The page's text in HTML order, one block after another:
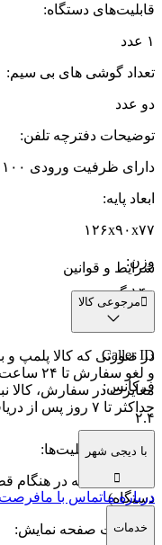
قابلیت‌های دستگاه:
۱ عدد
تعداد گوشی های بی سیم:
دو عدد
توضیحات دفترچه تلفن:
دارای ظرفیت ورودی ۱۰۰ مخاطب
ابعاد پایه:
۱۲۶x۹۰x۷۷
وزن:
۱۴۰ گرم
ویژگی‌ها
Caller ID
فرکانس:
۲.۴
امکانات و قابلیت‌ها:
قابلیت مکالمه در
دستگاه)
توضیحات صفحه نمایش:
شرایط و قوانین
مرجوعی کالا
در صورتی که کالا پلمپ و
و لغو
مغایرت در سفارش، کالا
حداکثر تا ۷ روز پس از دریافت، به پشتیبانی اطلاع داده شود.
با دیجی شهر
درباره ماتماس با ما
خدمات